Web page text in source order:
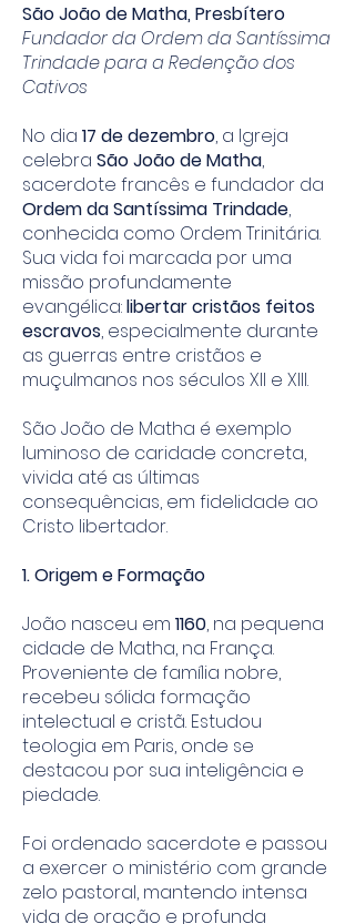
São João de Matha, Presbítero
Fundador da Ordem da Santíssima
Trindade para a Redenção dos
Cativos
No dia 17 de dezembro, a Igreja
celebra São João de Matha,
sacerdote francês e fundador da
Ordem da Santíssima Trindade,
conhecida como Ordem Trinitária.
Sua vida foi marcada por uma
missão profundamente
evangélica:libertar cristãos feitos
escravos, especialmente durante
as guerras entre cristãos e
muçulmanos nos séculos XII e XIII.
São João de Matha é exemplo
luminoso de caridade concreta,
vivida até as últimas
consequências, em fidelidade ao
Cristo libertador.
1. Origem e Formação
João nasceu em 1160, na pequena
cidade de Matha, na França.
Proveniente de família nobre,
recebeu sólida formação
intelectual e cristã. Estudou
teologia em Paris, onde se
destacou por sua inteligência e
piedade.
Foi ordenado sacerdote e passou
a exercer o ministério com grande
zelo pastoral, mantendo intensa
vida de oração e profunda